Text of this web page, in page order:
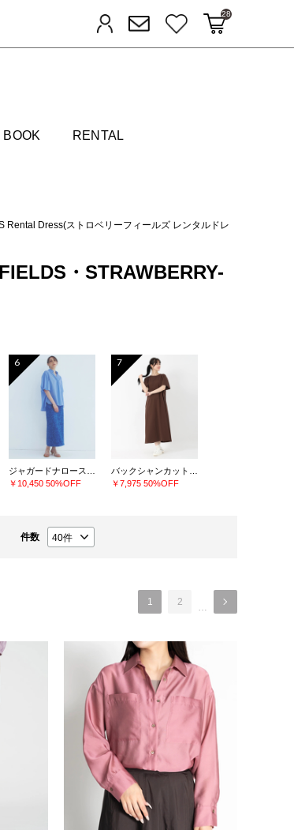
ログイン メルマガ登録お気に入りカートに入れる
28
BOOK RENTAL
Rental Dress(ストロベリーフィールズ レンタルドレ
・STRAWBERRY-
6
￥10,450 50%OFF
7
￥7,975 50%OFF
件数
1 2 …